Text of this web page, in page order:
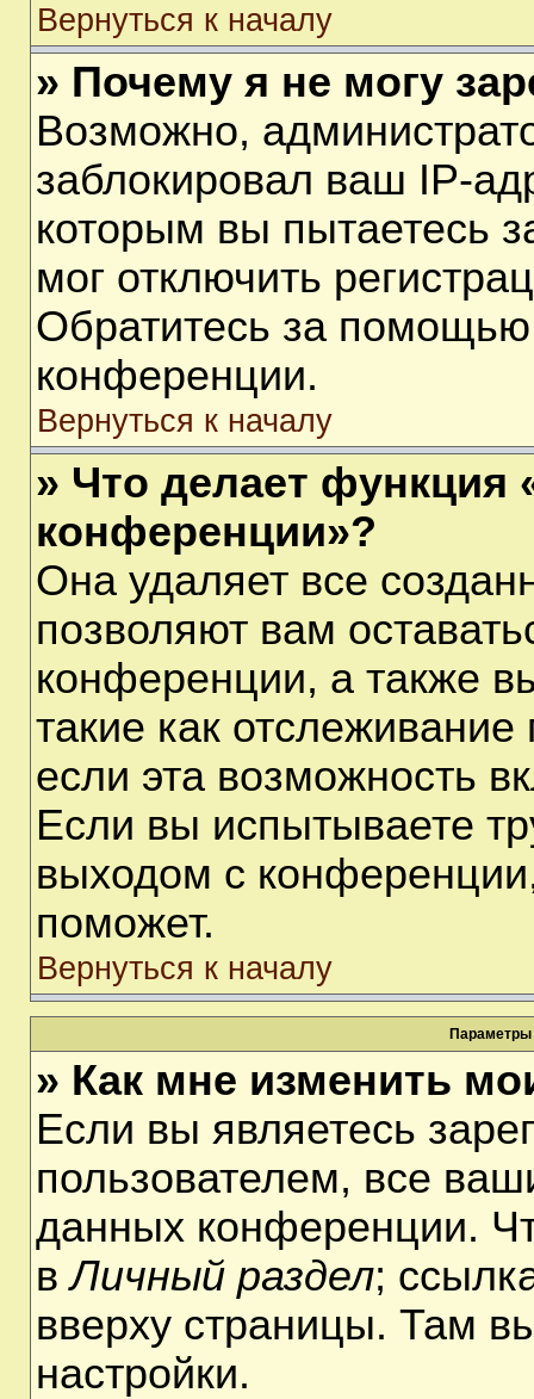
Вернуться к началу
» Почему я не могу
Возможно,
заблокировал ваш IP-
которым вы пытаетесь
мог отключить
Обратитесь за помощью
конференции.
Вернуться к началу
» Что делает функция
конференции»?
Она удаляет все
позволяют вам
конференции, а также
такие как
если эта возможность
Если вы испытываете
выходом с
поможет.
Вернуться к началу
Параметры
» Как мне изменить
Если вы являетесь
пользователем, все
данных конференции.
вЛичный раздел;
вверху страницы. Там
настройки.